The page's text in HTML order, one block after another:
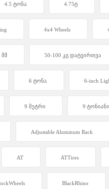
4.5 ტონა 4.75ტ
4x4 Wheels
მმ 50-100 კგ დატვირთვა
6 ტონა 6-inch
9 მეტრი 9 ტონიანი
Adjustable Aluminum Rack
AT ATTires
BlackRhino